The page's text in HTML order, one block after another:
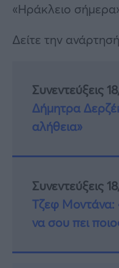
«Ηράκλειο
Δείτε την
Συνεντεύξεις
Δήμητρα
αλήθεια»
Συνεντεύξεις
Τζεφ Μοντάνα:
να σου πει